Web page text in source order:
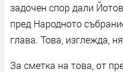
задочен спор дали
пред Народното
глава. Това, изглежда,
За сметка на това, от